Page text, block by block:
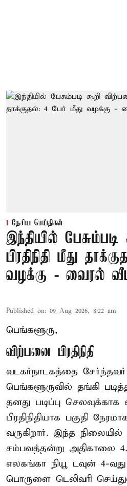
தேசிய செய்திகள்
இந்தியில்
பிரதிநிதி மீது
வழக்கு - வைரல்
Published on: 09 Aug 2026, 8:22 am
பெங்களூரு,
விற்பனை பிரதிநிதி
வடகர்நாடகத்தை
பெங்களூருவில் தங்கி
தனது படிப்பு
பிரதிநிதியாக பகுதி
வருகிறார். இந்த
சம்பவத்தன்று அதிகாலை
எலகங்கா நியூ டவுன் 4-
பொருளை டெலிவரி